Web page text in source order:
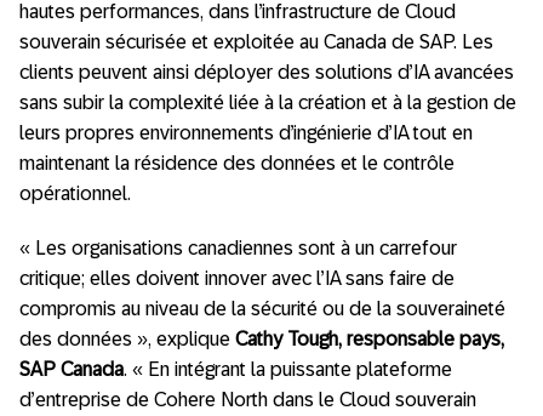
hautes performances, dans l’infrastructure de Cloud
souverain sécurisée et exploitée au Canada de SAP. Les
clients peuvent ainsi déployer des solutions d’IA avancées
sans subir la complexité liée à la création et à la gestion de
leurs propres environnements d’ingénierie d’IA tout en
maintenant la résidence des données et le contrôle
opérationnel.
« Les organisations canadiennes sont à un carrefour
critique; elles doivent innover avec l’IA sans faire de
compromis au niveau de la sécurité ou de la souveraineté
des données », explique Cathy Tough, responsable pays,
SAP Canada. « En intégrant la puissante plateforme
d’entreprise de Cohere North dans le Cloud souverain